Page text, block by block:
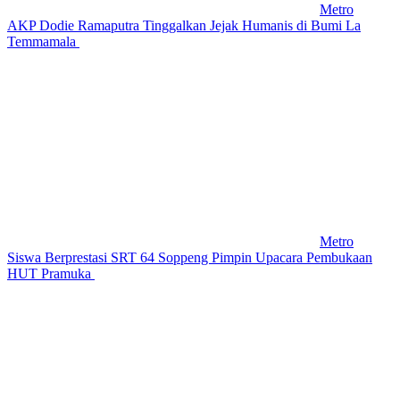
Metro
AKP Dodie Ramaputra Tinggalkan Jejak Humanis di Bumi La
Temmamala
Metro
Siswa Berprestasi SRT 64 Soppeng Pimpin Upacara Pembukaan
HUT Pramuka